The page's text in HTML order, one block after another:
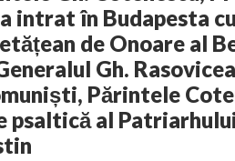
intrat în Budapesta
de Onoare al
Gh.
Părintele
psaltică al